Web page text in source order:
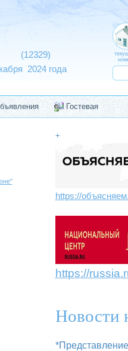
(12329)
2024 года
Гостевая
+
https://
https://
Новости
*Представление